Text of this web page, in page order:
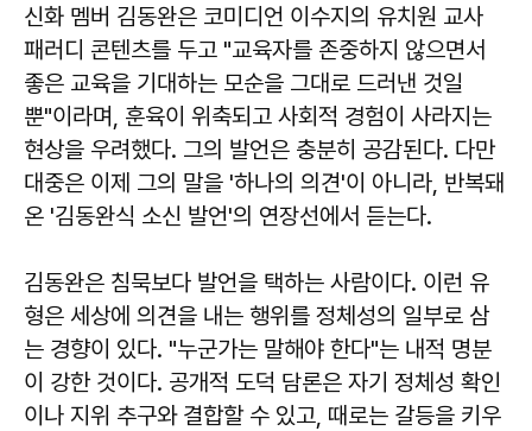
신화 멤버 김동완은 코미디언 이수지의 유치원 교사
패러디 콘텐츠를 두고 "교육자를 존중하지 않으면서
좋은 교육을 기대하는 모순을 그대로 드러낸 것일
뿐"이라며, 훈육이 위축되고 사회적 경험이 사라지는
현상을 우려했다. 그의 발언은 충분히 공감된다. 다만
대중은 이제 그의 말을 '하나의 의견'이 아니라, 반복돼
온 '김동완식 소신 발언'의 연장선에서 듣는다.
김동완은 침묵보다 발언을 택하는 사람이다. 이런 유
형은 세상에 의견을 내는 행위를 정체성의 일부로 삼
는 경향이 있다. "누군가는 말해야 한다"는 내적 명분
이 강한 것이다. 공개적 도덕 담론은 자기 정체성 확인
이나 지위 추구와 결합할 수 있고, 때로는 갈등을 키우